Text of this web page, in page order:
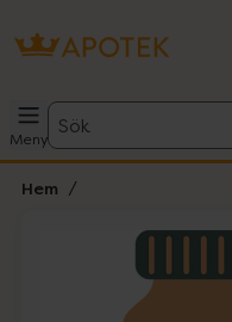
Meny
Sök
Hem
Lista: .